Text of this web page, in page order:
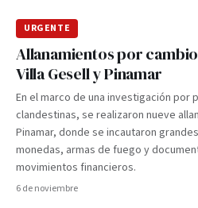
URGENTE
Allanamientos por
Villa Gesell y Pinamar
En el marco de una investigación por
clandestinas, se realizaron nueve
Pinamar, donde se incautaron
monedas, armas de fuego y
movimientos financieros.
6 de noviembre